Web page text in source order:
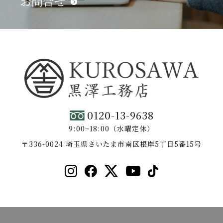
0120-13-9638
9:00~18:00（水曜定休）
〒336-0024 埼玉県さいたま市南区根岸5丁目5番15号